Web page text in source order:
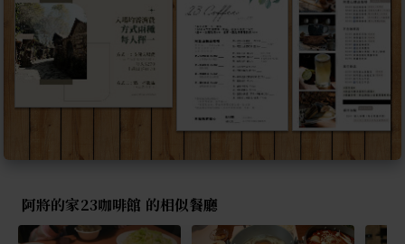
阿將的家23咖啡館 的相似餐廳